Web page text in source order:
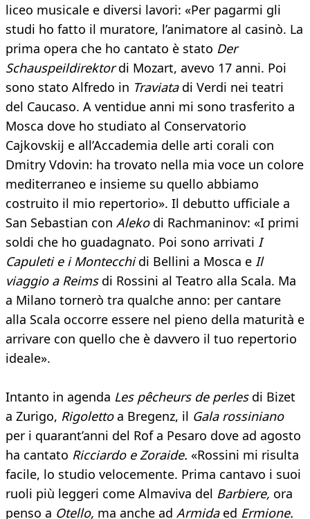
liceo musicale e diversi lavori: «Per pagarmi gli
studi ho fatto il muratore, l’animatore al casinò. La
prima opera che ho cantato è stato Der
Schauspeildirektordi Mozart, avevo 17 anni. Poi
sono stato Alfredo in Traviatadi Verdi nei teatri
del Caucaso. A ventidue anni mi sono trasferito a
Mosca dove ho studiato al Conservatorio
Cajkovskij e all’Accademia delle arti corali con
Dmitry Vdovin: ha trovato nella mia voce un colore
mediterraneo e insieme su quello abbiamo
costruito il mio repertorio». Il debutto ufficiale a
San Sebastian con Alekodi Rachmaninov: «I primi
soldi che ho guadagnato. Poi sono arrivati I
Capuleti e i Montecchidi Bellini a Mosca e Il
viaggio a Reimsdi Rossini al Teatro alla Scala. Ma
a Milano tornerò tra qualche anno: per cantare
alla Scala occorre essere nel pieno della maturità e
arrivare con quello che è davvero il tuo repertorio
ideale».
Intanto in agenda Les pêcheurs de perlesdi Bizet
a Zurigo, Rigolettoa Bregenz, il Gala rossiniano
per i quarant’anni del Rof a Pesaro dove ad agosto
ha cantato Ricciardo e Zoraide. «Rossini mi risulta
facile, lo studio velocemente. Prima cantavo i suoi
ruoli più leggeri come Almaviva del Barbiere, ora
penso a Otello, ma anche ad Armidaed Ermione.